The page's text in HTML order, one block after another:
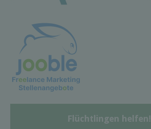
Flüchtlingen helfen!